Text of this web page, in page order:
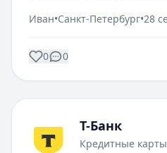
Иван•Санкт-Петербург•28
0 0
Т-Банк
Кредитные карты